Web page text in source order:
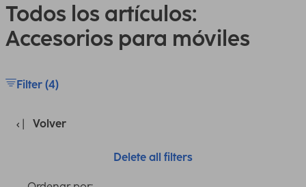
Todos los artículos:
Accesorios para móviles
Filter (4)
Volver
Delete all filters